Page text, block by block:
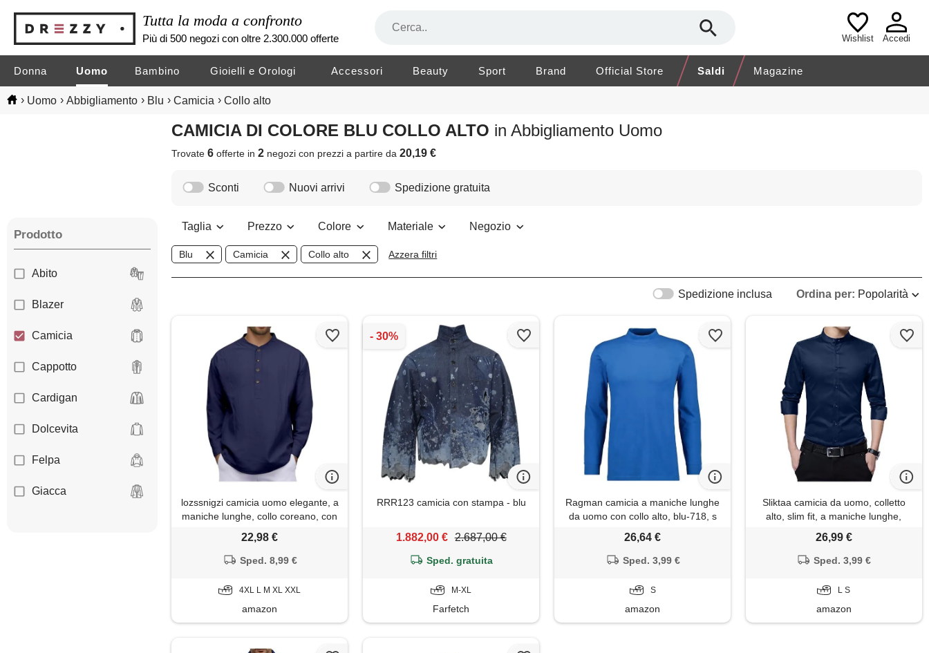
Tutta la moda a confronto
Più di 500 negozi con oltre 2.300.000 offerte Wishlist Accedi
Donna Uomo Bambino Gioielli e Orologi Accessori Beauty Sport Brand Official Store Saldi Magazine
› Uomo › Abbigliamento › Blu › Camicia › Collo alto
CAMICIA DI COLORE BLU COLLO ALTO in Abbigliamento Uomo
Trovate6 offerte in2 negozicon prezzi a partire da20,19 €
Prodotto
Abito
Blazer
Camicia
Cappotto
Cardigan
Dolcevita
Felpa
Giacca
Sconti Nuovi arrivi Spedizione gratuita
Taglia Prezzo Colore Materiale Negozio
Blu Camicia Collo alto Azzera filtri
Ordina per: Popolarità
Spedizione inclusa
lozssnigzi camicia uomo elegante, a
maniche lunghe, collo coreano, con
bottoni, slim fit henley shirt leggera
estiva casual magliette da spiaggia
t-shirt tinta unita elegante
22,98 €
Sped. 8,99 €
4XL L M XL XXL
amazon
RRR123 camicia con stampa - blu
1.882,00 € 2.687,00 €
Sped. gratuita
M-XL
Farfetch
Ragman camicia a maniche lunghe
da uomo con collo alto, blu-718, s
26,64 €
Sped. 3,99 €
S
amazon
Sliktaa camicia da uomo, colletto
alto, slim fit, a maniche lunghe,
business nozze formale shirt
smoking cotone dunkel blau
26,99 €
Sped. 3,99 €
L S
amazon